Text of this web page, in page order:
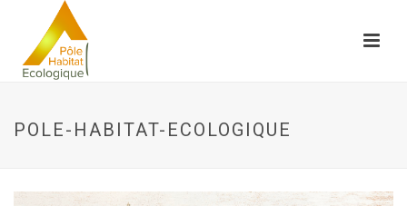
POLE-HABITAT-ECOLOGIQUE